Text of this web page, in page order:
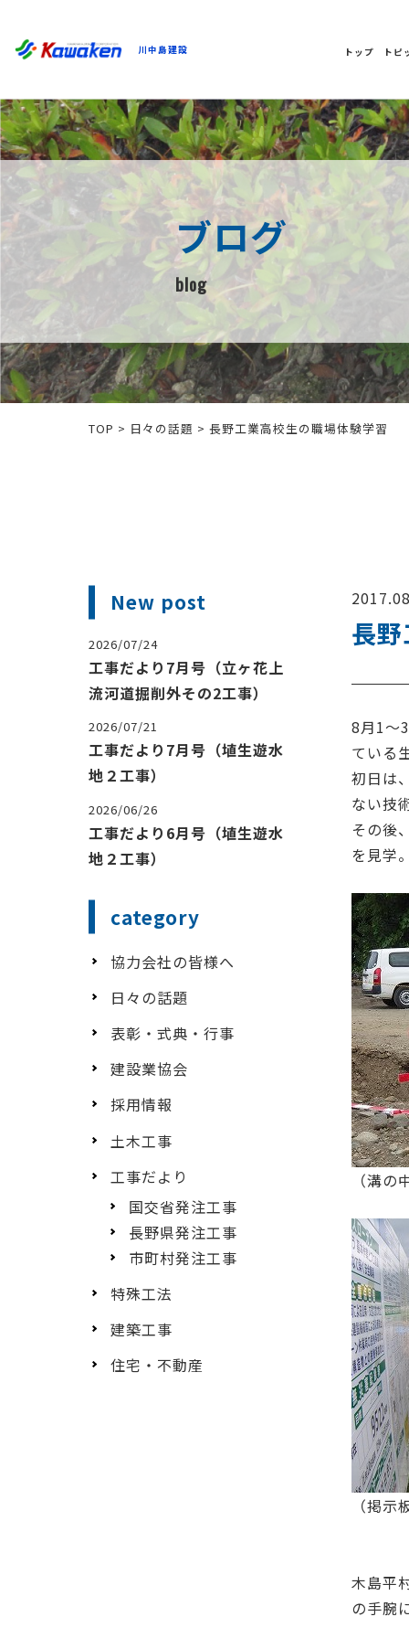
川中島建設 トップ トピ
ブログ
blog
TOP > 日々の話題 > 長野工業高校生の職場体験学習
長
8月1～
ている
初日は
ない技
その後
を見学
（溝
（掲
木島平
の手腕
New post
2026/07/24
工事だより7月号（立ヶ花上
流河道掘削外その2工事）
2026/07/21
工事だより7月号（埴生遊水
地２工事）
2026/06/26
工事だより6月号（埴生遊水
地２工事）
category
協力会社の皆様へ
日々の話題
表彰・式典・行事
建設業協会
採用情報
土木工事
工事だより
国交省発注工事
長野県発注工事
市町村発注工事
特殊工法
建築工事
住宅・不動産